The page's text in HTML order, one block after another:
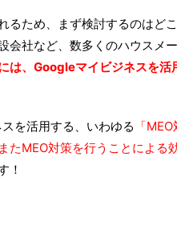
るため、まず検討するのはど
会社など、数多くのハウスメ
は、Googleマイビジネスを活
を活用する、いわゆる 「
たMEO対策を行うことによる
！